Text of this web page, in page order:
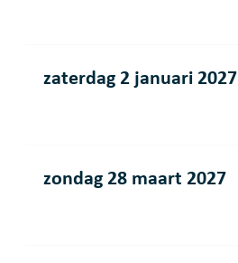
zaterdag 2 januari 2027
zondag 28 maart 2027